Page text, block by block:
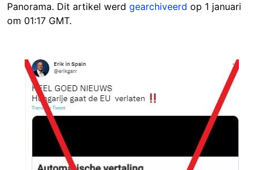
Panorama. Dit artikel werd gearchiveerd op 1 januari
om 01:17 GMT.
Image